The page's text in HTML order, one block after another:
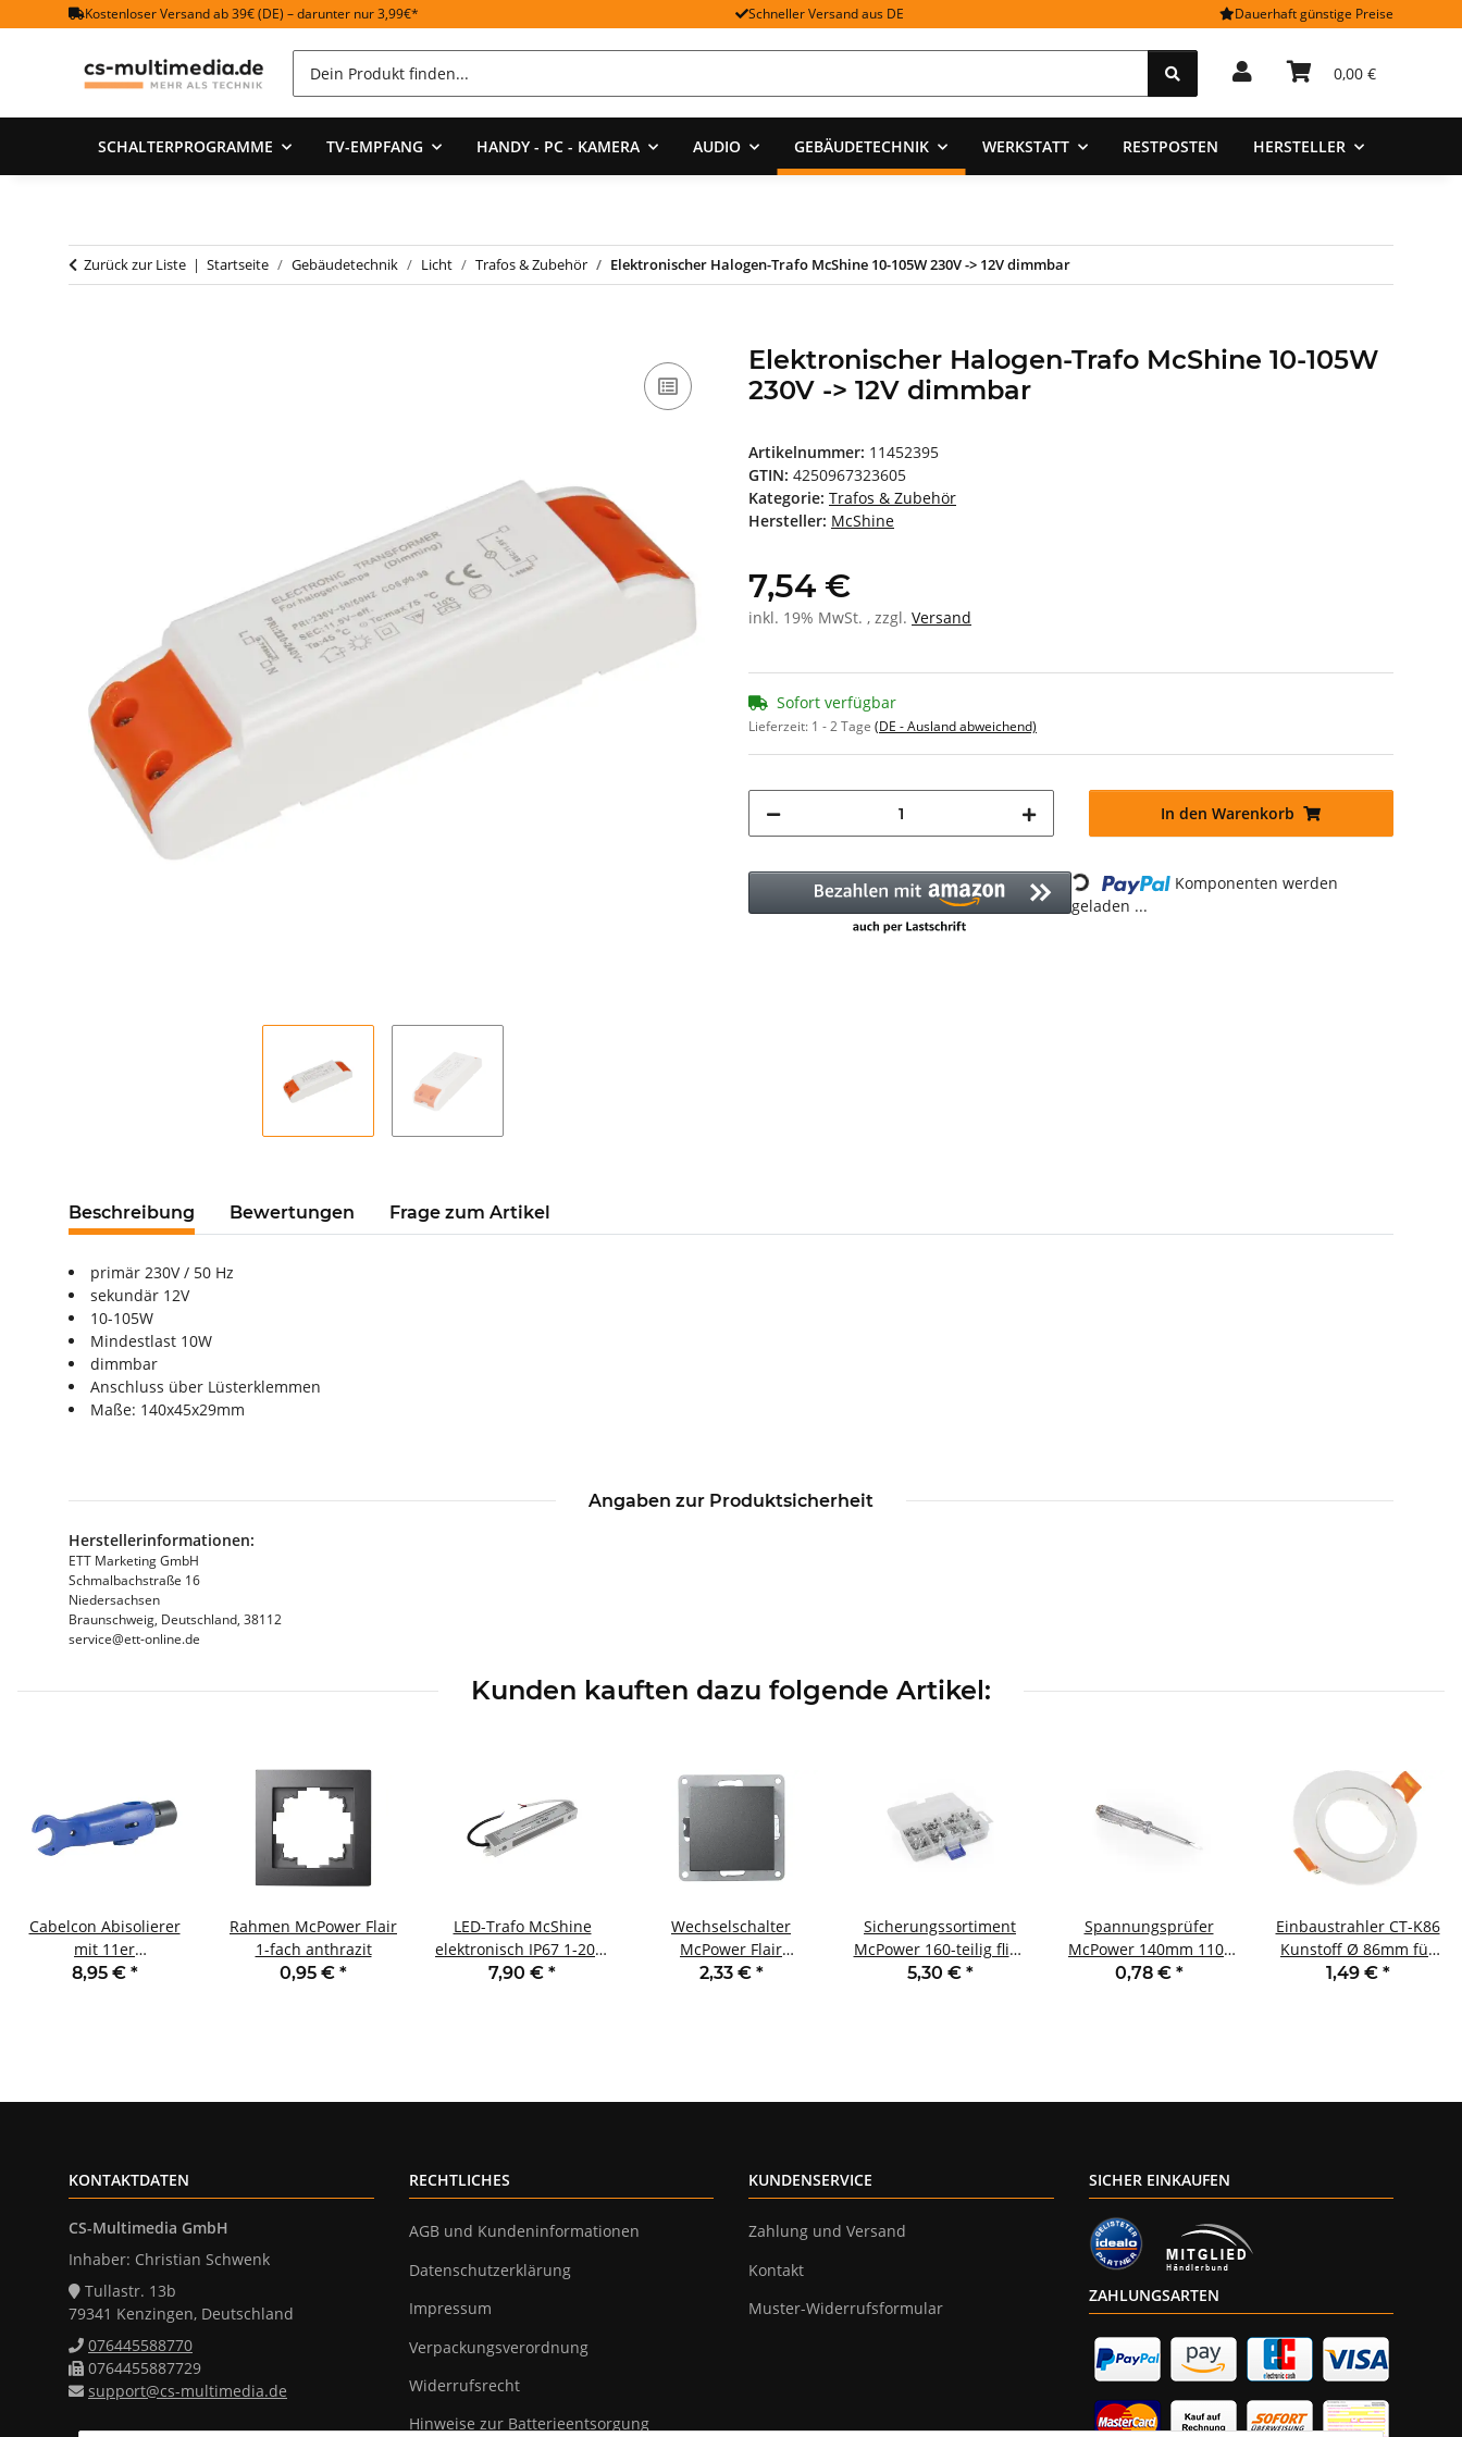
Kostenloser Versand ab 39€ (DE) – darunter nur 3,99€* Schneller Versand aus DE Dauerhaft günstige Preise
0,00 €
SCHALTERPROGRAMME TV-EMPFANG HANDY - PC - KAMERA AUDIO GEBÄUDETECHNIK WERKSTATT RESTPOSTEN HERSTELLER
Zurück zur Liste Startseite Gebäudetechnik Licht Trafos & Zubehör Elektronischer Halogen-Trafo McShine 10-105W 230V -> 12V dimmbar
Elektronischer Halogen-Trafo McShine 10-105W
230V -> 12V dimmbar
Artikelnummer: 11452395
GTIN: 4250967323605
Kategorie: Trafos & Zubehör
Hersteller: McShine
7,54 €
inkl. 19% MwSt. , zzgl. Versand
Sofort verfügbar
Lieferzeit: 1 - 2 Tage (DE - Ausland abweichend)
In den Warenkorb
Loading...
Komponenten werden
geladen ...
Beschreibung Bewertungen Frage zum Artikel
primär 230V / 50 Hz
sekundär 12V
10-105W
Mindestlast 10W
dimmbar
Anschluss über Lüsterklemmen
Maße: 140x45x29mm
Angaben zur Produktsicherheit
Herstellerinformationen:
ETT Marketing GmbH
Schmalbachstraße 16
Niedersachsen
Braunschweig, Deutschland, 38112
service@ett-online.de
Kunden kauften dazu folgende Artikel:
Cabelcon Abisolierer
mit 11er
Sechskantschlüssel
8,95 € *
Rahmen McPower Flair
1-fach anthrazit
0,95 € *
LED-Trafo McShine
elektronisch IP67 1-20W
Ein 85~264V Aus 12V
7,90 € *
Wechselschalter
McPower Flair
250V~/10A UP
2,33 € *
Sicherungssortiment
McPower 160-teilig flink
je 20 St. 500mA-10A
5,30 € *
Spannungsprüfer
McPower 140mm 110-
250V 60mm-Klinge
0,78 € *
Einbaustrahler CT-K86
Kunstoff Ø 86mm für
50mm Lampen Weiß
1,49 € *
KONTAKTDATEN
CS-Multimedia GmbH
Inhaber: Christian Schwenk
Tullastr. 13b
79341 Kenzingen, Deutschland
076445588770
0764455887729
support@cs-multimedia.de
RECHTLICHES
AGB und Kundeninformationen
Datenschutzerklärung
Impressum
Verpackungsverordnung
Widerrufsrecht
Hinweise zur Batterieentsorgung
KUNDENSERVICE
Zahlung und Versand
Kontakt
Muster-Widerrufsformular
SICHER EINKAUFEN
ZAHLUNGSARTEN